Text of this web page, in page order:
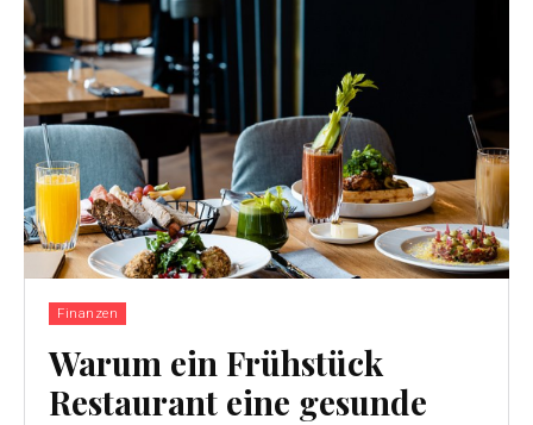
Finanzen
Warum ein Frühstück
Restaurant eine gesunde